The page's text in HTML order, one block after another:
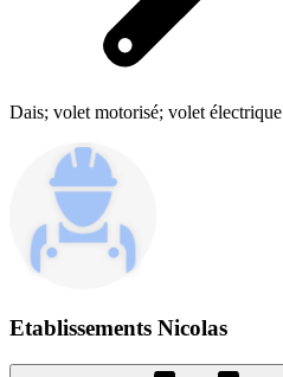
Dais; volet motorisé; volet électrique
Etablissements Nicolas